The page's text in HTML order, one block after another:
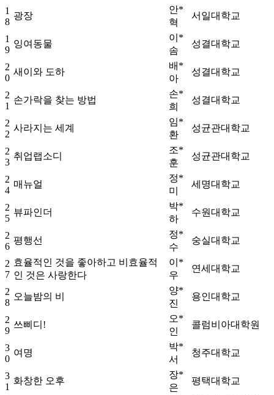
1
8
광장
안*
혁
서일대학교
1
9
잉여동물
이*
솜
성결대학교
2
0
새이와 도하
배*
아
성결대학교
2
1
손가락을 찾는 방법
손*
희
성결대학교
2
2
사라지는 세계
임*
환
성균관대학교
2
3
취업랩소디
조*
훈
성균관대학교
2
4
매뉴얼
정*
미
세명대학교
2
5
뷰파인더
박*
하
수원대학교
2
6
평행선
정*
수
숭실대학교
2
7
효율적인 것을 좋아하고 비효율적
인 것은 사랑한다
이*
우
연세대학교
2
8
오늘밤의 비
양*
진
용인대학교
2
9
쓰삐디!
오*
인
콜럼비아대학원
3
0
여명
박*
서
청주대학교
3
1
화창한 오후
장*
은
평택대학교